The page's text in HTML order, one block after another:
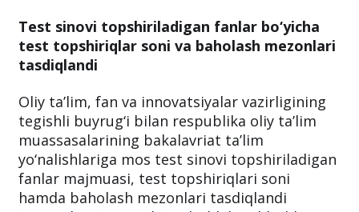
Test sinovi topshiriladigan fanlar bo‘yicha
test topshiriqlar soni va baholash mezonlari
tasdiqlandi
Oliy ta’lim, fan va innovatsiyalar vazirligining
tegishli buyrug‘i bilan respublika oliy ta’lim
muassasalarining bakalavriat ta’lim
yo‘nalishlariga mos test sinovi topshiriladigan
fanlar majmuasi, test topshiriqlari soni
hamda baholash mezonlari tasdiqlandi